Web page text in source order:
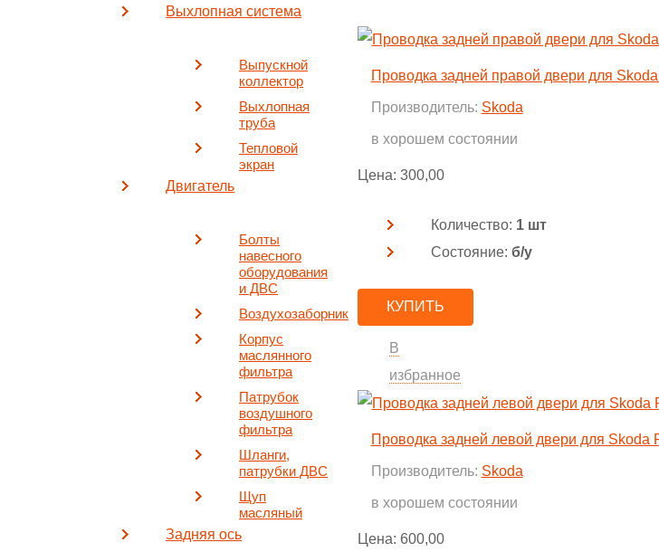
Выхлопная система
Выпускной
коллектор
Выхлопная
труба
Тепловой
экран
Двигатель
Болты
навесного
оборудования
и ДВС
Воздухозаборник
Корпус
маслянного
фильтра
Патрубок
воздушного
фильтра
Шланги,
патрубки ДВС
Щуп
масляный
Задняя ось
Проводка задней правой двери для
Производитель: Skoda
в хорошем состоянии
Цена: 300,00
Количество: 1 шт
Состояние: б/у
КУПИТЬ
В
избранное
Проводка задней левой двери для Skoda
Производитель: Skoda
в хорошем состоянии
Цена: 600,00